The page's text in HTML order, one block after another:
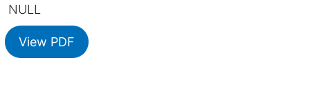
NULL
View PDF